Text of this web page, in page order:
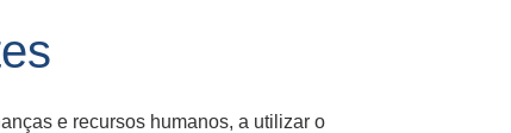
e recursos humanos, a utilizar o